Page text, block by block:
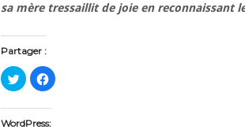
sa mère tressaillit de joie en reconnaissant
Partager :
C
l
e
C
l
e
WordPress: